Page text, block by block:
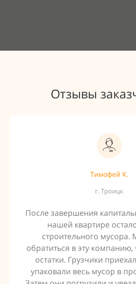
Отзывы
Тимофей К.
г. Троицк
После завершения
нашей квартире
строительного
обратиться в эту
остатки. Грузчики
упаковали весь мусор в